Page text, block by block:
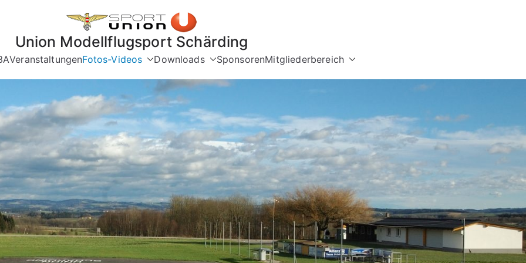
Union Modellflugsport Schärding
VeranstaltungenFotos-Videos Downloads SponsorenMitgliederbereich